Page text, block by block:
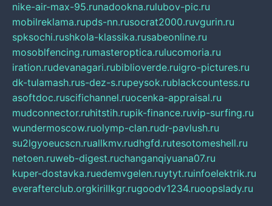
nike-air-max-95.runadookna.rulubov-pic.ru
mobilreklama.rupds-nn.rusocrat2000.ruvgurin.ru
spksochi.rushkola-klassika.rusabeonline.ru
mosoblfencing.rumasteroptica.rulucomoria.ru
iration.rudevanagari.rubiblioverde.ruigro-pictures.ru
dk-tulamash.rus-dez-s.rupeysok.rublackcountess.ru
asoftdoc.ruscifichannel.ruocenka-appraisal.ru
mudconnector.ruhitstih.rupik-finance.ruvip-surfing.ru
wundermoscow.ruolymp-clan.rudr-pavlush.ru
su2lgyoeucscn.ruallkmv.rudhgfd.rutesotomeshell.ru
netoen.ruweb-digest.ruchanganqiyuana07.ru
kuper-dostavka.ruedemvgelen.ruytyt.ruinfoelektrik.ru
everafterclub.orgkirillkgr.rugoodv1234.ruoopslady.ru